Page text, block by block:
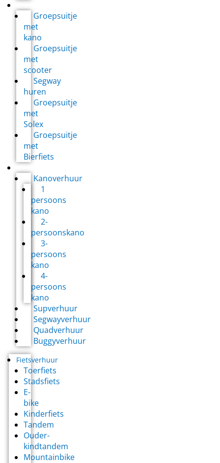
Groepsuitje
met
kano
Groepsuitje
met
scooter
Segway
huren
Groepsuitje
met
Solex
Groepsuitje
met
Bierfiets
Kanoverhuur
1
persoons
kano
2-
persoonskano
3-
persoons
kano
4-
persoons
kano
Supverhuur
Segwayverhuur
Quadverhuur
Buggyverhuur
Fietsverhuur
Toerfiets
Stadsfiets
E-
bike
Kinderfiets
Tandem
Ouder-
kindtandem
Mountainbike